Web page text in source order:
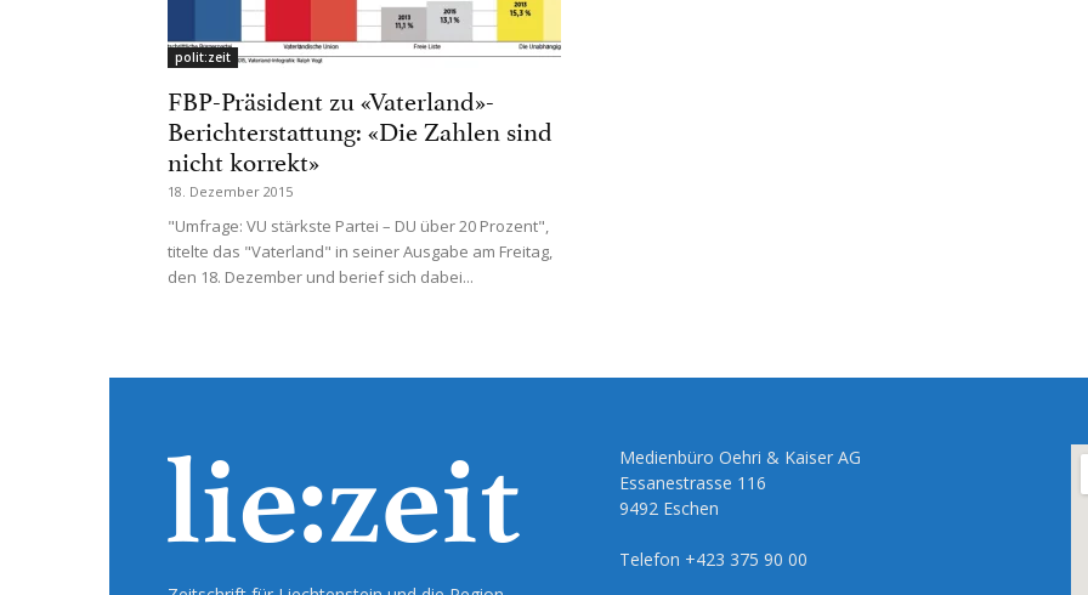
polit:zeit
FBP-Präsident zu «Vaterland»-
Berichterstattung: «Die Zahlen sind
nicht korrekt»
18. Dezember 2015
"Umfrage: VU stärkste Partei – DU über 20 Prozent",
titelte das "Vaterland" in seiner Ausgabe am Freitag,
den 18. Dezember und berief sich dabei...
Medienbüro Oehri & Kaiser AG
Essanestrasse 116
9492 Eschen
Telefon +423 375 90 00